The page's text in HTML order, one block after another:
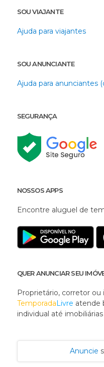
SOU VIAJANTE
Ajuda para viajantes
SOU ANUNCIANTE
Ajuda para anunciantes
SEGURANÇA
NOSSOS APPS
Encontre aluguel de
QUER ANUNCIAR SEU
Proprietário, corretor ou
TemporadaLivre atende
individual até
Anuncie